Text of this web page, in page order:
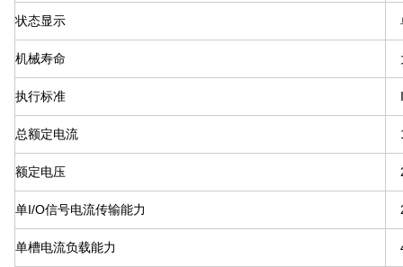
状态显示
机械寿命
执行标准
总额定电流
额定电压
单I/O信号电流传输能力
单槽电流负载能力